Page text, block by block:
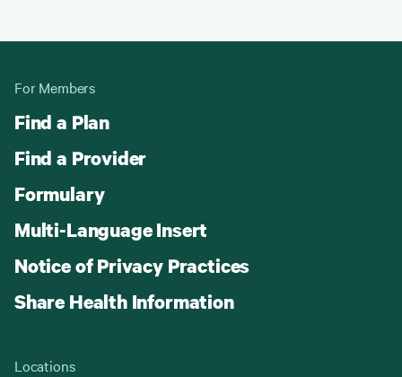
For Members
Find a Plan
Find a Provider
Formulary
Multi-Language Insert
Notice of Privacy Practices
Share Health Information
Locations